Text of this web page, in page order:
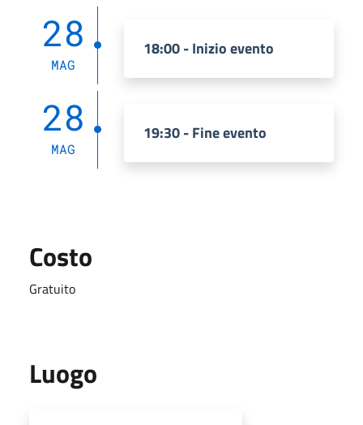
28
MAG
18:00 - Inizio evento
28
MAG
19:30 - Fine evento
Costo
Gratuito
Luogo